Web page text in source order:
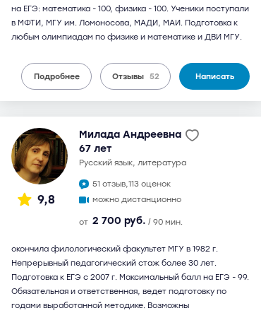
на ЕГЭ: математика - 100, физика - 100. Ученики поступали
в МФТИ, МГУ им. Ломоносова, МАДИ, МАИ. Подготовка к
любым олимпиадам по физике и математике и ДВИ МГУ.
Подробнее Отзывы 52 Написать
9,8
Милада Андреевна
67 лет
русский язык, литература
51 отзыв,113 оценок
можно дистанционно
от 2 700 руб. / 90 мин.
окончила филологический факультет МГУ в 1982 г.
Непрерывный педагогический стаж более 30 лет.
Подготовка к ЕГЭ с 2007 г. Максимальный балл на ЕГЭ - 99.
Обязательная и ответственная, ведет подготовку по
годами выработанной методике. Возможны